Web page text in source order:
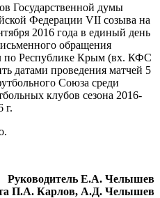
Государственной думы
Федерации VII созыва на
2016 года в единый день
обращения
по Республике Крым (вх. КФС
датами проведения матчей 5
Союза среди
клубов сезона 2016-
г.
Руководитель Е.А. Челышев
П.А. Карлов, А.Д. Челышев